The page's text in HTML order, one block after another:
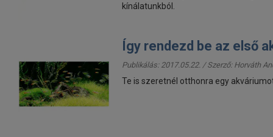
kínálatunkból.
Így rendezd be az első
Publikálás: 2017.05.22. / Szerző: Horváth
Te is szeretnél otthonra egy